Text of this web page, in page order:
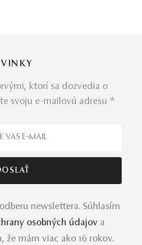
ktorí sa dozvedia o
svoju e-mailovú adresu *
newslettera. Súhlasím
osobných údajov a
že mám viac ako 16 rokov.